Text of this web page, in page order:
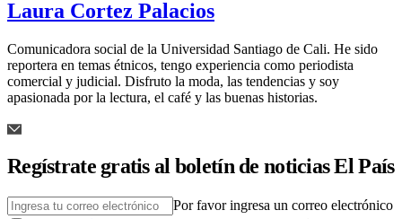
Laura Cortez Palacios
Comunicadora social de la Universidad Santiago de Cali. He sido
reportera en temas étnicos, tengo experiencia como periodista
comercial y judicial. Disfruto la moda, las tendencias y soy
apasionada por la lectura, el café y las buenas historias.
Regístrate gratis al boletín de noticias El País
Por favor ingresa un correo electrónico